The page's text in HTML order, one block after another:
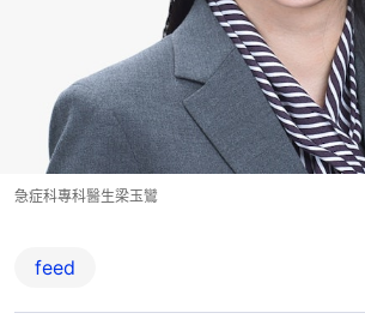
急症科專科醫生梁玉鸞
feed